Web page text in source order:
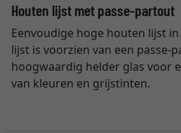
Houten lijst met passe-partout
Eenvoudige hoge houten lijst
lijst is voorzien van een passe-
hoogwaardig helder glas voor
van kleuren en grijstinten.